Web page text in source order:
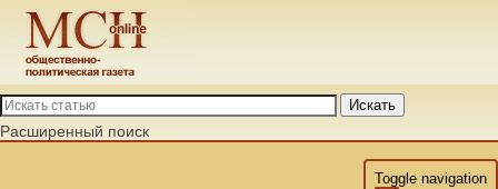
Искать
Расширенный поиск
Toggle navigation